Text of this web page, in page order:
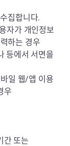
집합니다.
자가 개인정보
하는 경우
등에서 서면을
일 웹/앱 이용
우
간 또는